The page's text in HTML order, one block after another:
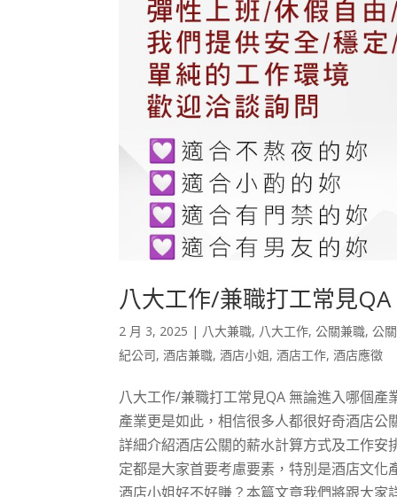
八大工作/兼職打工常見QA
2 月 3, 2025 | 八大兼職, 八大工作,公關兼職,公
紀公司,酒店兼職,酒店小姐,酒店工作,酒店應徵
八大工作/兼職打工常見QA 無論進入哪個
產業更是如此，相信很多人都很好奇酒店
詳細介紹酒店公關的薪水計算方式及工作
定都是大家首要考慮要素，特別是酒店文
酒店小姐好不好賺？本篇文章我們將跟大